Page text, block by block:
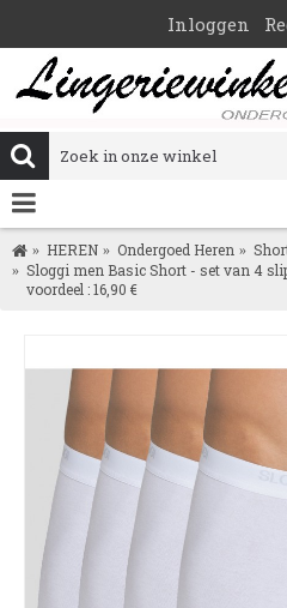
Inloggen
HEREN Ondergoed Heren
Sloggi men Basic Short - set van 4
voordeel : 16,90 €